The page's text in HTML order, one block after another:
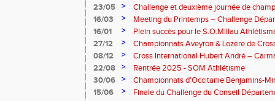
23/05 >
Challenge et deuxième journée de
l’Aveyron
16/03 >
Meeting du Printemps – Challenge
Samedi 28 mars 2026
16/01 >
Plein succès pour le S.O.Millau
départementaux de cross-country
27/12 >
Championnats Aveyron & Lozère de
08/12
>
Cross International Hubert André –
22/08
>
Rentrée 2025 - SOM Athlétisme
30/06
>
Championnats d'Occitanie Benjamins-
2025 – Albi
15/06 >
Finale du Challenge du Conseil